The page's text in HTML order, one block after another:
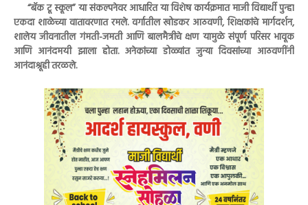
“बॅक टू स्कूल” या संकल्पनेवर आधारित या विशेष कार्यक्रमात माजी विद्यार्थी पुन्हा
एकदा शाळेच्या वातावरणात रमले. वर्गातील खोडकर आठवणी, शिक्षकांचे मार्गदर्शन,
शालेय जीवनातील गंमती-जमती आणि बालमैत्रीचे क्षण यामुळे संपूर्ण परिसर भावूक
आणि आनंदमयी झाला होता. अनेकांच्या डोळ्यांत जुन्या दिवसांच्या आठवणींनी
आनंदाश्रूही तरळले.